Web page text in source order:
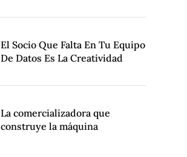
El Socio Que Falta En Tu Equipo
De Datos Es La Creatividad
La comercializadora que
construye la máquina